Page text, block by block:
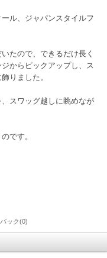
ル、ジャパンスタイルフ
たので、できるだけ長く
からピックアップし、ス
りました。
スワッグ越しに眺めなが
です。
ック(0)